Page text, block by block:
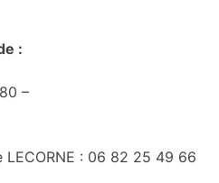
:
–
: 06 82 25 49 66